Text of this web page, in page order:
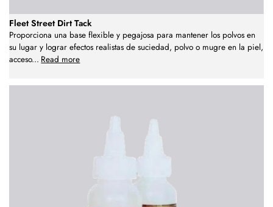
Fleet Street Dirt Tack
Proporciona una base flexible y pegajosa para mantener los polvos en
su lugar y lograr efectos realistas de suciedad, polvo o mugre en la piel,
acceso... Read more